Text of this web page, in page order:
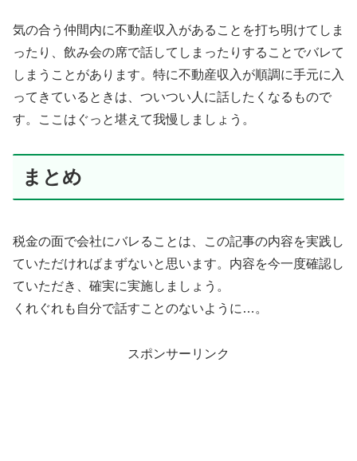
気の合う仲間内に不動産収入があることを打ち明けてしま
ったり、飲み会の席で話してしまったりすることでバレて
しまうことがあります。特に不動産収入が順調に手元に入
ってきているときは、ついつい人に話したくなるもので
す。ここはぐっと堪えて我慢しましょう。
まとめ
税金の面で会社にバレることは、この記事の内容を実践し
ていただければまずないと思います。内容を今一度確認し
ていただき、確実に実施しましょう。
くれぐれも自分で話すことのないように…。
スポンサーリンク